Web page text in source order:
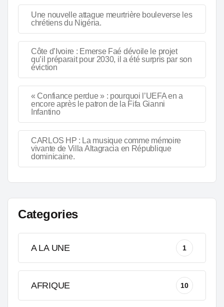
Une nouvelle attague meurtrière bouleverse les
chrétiens du Nigéria.
Côte d’Ivoire : Emerse Faé dévoile le projet
qu’il préparait pour 2030, il a été surpris par son
éviction
« Confiance perdue » : pourquoi l’UEFA en a
encore après le patron de la Fifa Gianni
Infantino
CARLOS HP : La musique comme mémoire
vivante de Villa Altagracia en République
dominicaine.
Categories
A LA UNE 1
AFRIQUE 10